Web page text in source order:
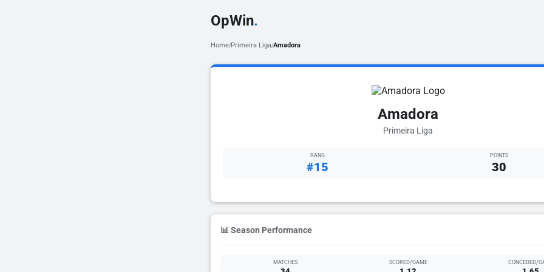
OpWin.
Home/Primeira Liga/Amadora
Amadora
Primeira Liga
RANG
#15
POINTS
30
📊 Season Performance
MATCHES SCORED/GAME CONCEDED/